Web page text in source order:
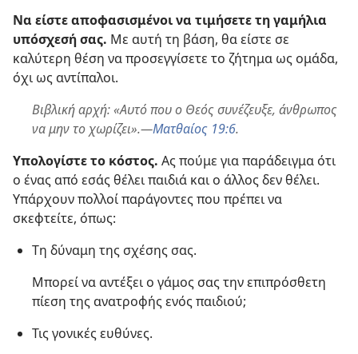
Να είστε αποφασισμένοι να τιμήσετε τη γαμήλια
υπόσχεσή σας. Με αυτή τη βάση, θα είστε σε
καλύτερη θέση να προσεγγίσετε το ζήτημα ως ομάδα,
όχι ως αντίπαλοι.
Βιβλική αρχή: «Αυτό που ο Θεός συνέζευξε, άνθρωπος
να μην το χωρίζει».—Ματθαίος 19:6.
Υπολογίστε το κόστος. Ας πούμε για παράδειγμα ότι
ο ένας από εσάς θέλει παιδιά και ο άλλος δεν θέλει.
Υπάρχουν πολλοί παράγοντες που πρέπει να
σκεφτείτε, όπως:
Τη δύναμη της σχέσης σας.
Μπορεί να αντέξει ο γάμος σας την επιπρόσθετη
πίεση της ανατροφής ενός παιδιού;
Τις γονικές ευθύνες.